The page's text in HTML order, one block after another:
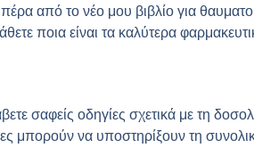
από το νέο μου βιβλίο για
ποια είναι τα καλύτερα
οδηγίες σχετικά με τη
μπορούν να υποστηρίξουν τη